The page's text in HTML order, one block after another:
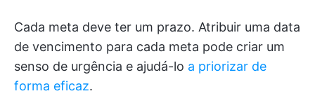
Cada meta deve ter um prazo. Atribuir uma data
de vencimento para cada meta pode criar um
senso de urgência e ajudá-lo a priorizar de
forma eficaz.